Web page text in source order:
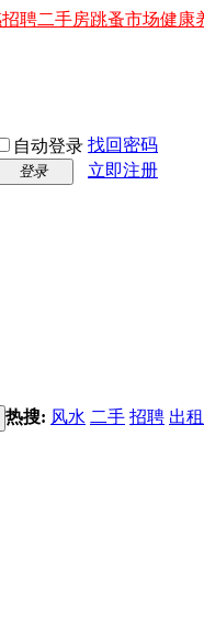
招聘二手房跳蚤市场健康
自动登录 找回密码
登录
立即注册
热搜: 风水 二手 招聘 出租